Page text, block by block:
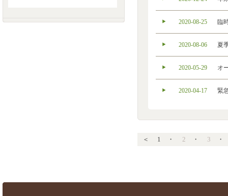
2020-08-25 臨
2020-08-06 夏
2020-05-29 オ
2020-04-17 緊
＜ 1 ・ 2 ・ 3